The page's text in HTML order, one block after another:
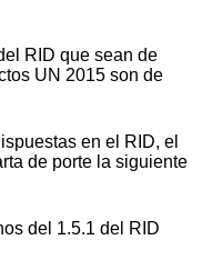
RID que sean de
UN 2015 son de
en el RID, el
de porte la siguiente
del 1.5.1 del RID